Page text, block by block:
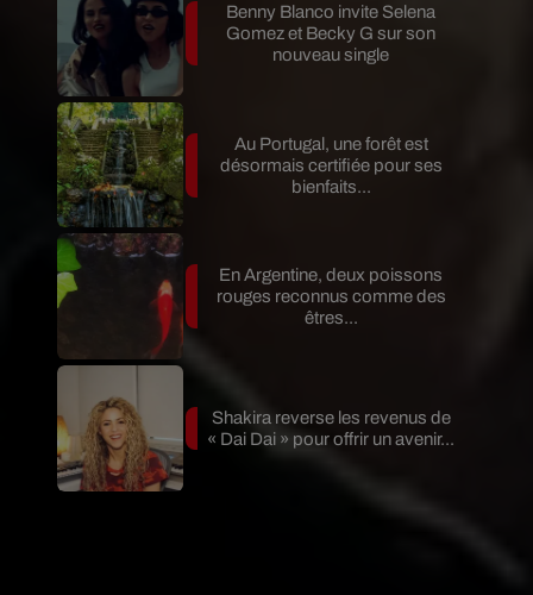
Benny Blanco invite Selena
Gomez et Becky G sur son
nouveau single
Au Portugal, une forêt est
désormais certifiée pour ses
bienfaits...
En Argentine, deux poissons
rouges reconnus comme des
êtres...
Shakira reverse les revenus de
« Dai Dai » pour offrir un avenir...